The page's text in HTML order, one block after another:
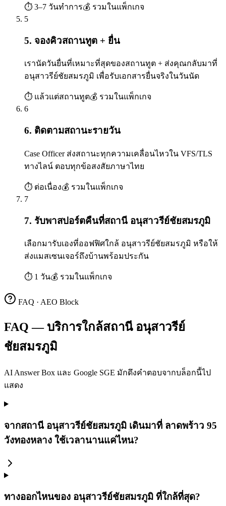
⏱ 3–7 วันทำการ💰 รวมในแพ็กเกจ
5
5. จองคิวสถานทูต + ยื่น
เรานัดวันยื่นที่เหมาะที่สุดของสถานทูต + ส่งคุณกลับมาที่
อนุสาวรีย์ชัยสมรภูมิ เพื่อรับเอกสารยื่นจริงในวันนัด
⏱ แล้วแต่สถานทูต💰 รวมในแพ็กเกจ
6
6. ติดตามสถานะรายวัน
Case Officer ส่งสถานะทุกความเคลื่อนไหวใน VFS/TLS
ทางไลน์ ตอบทุกข้อสงสัยภาษาไทย
⏱ ต่อเนื่อง💰 รวมในแพ็กเกจ
7
7. รับพาสปอร์ตคืนที่สถานี อนุสาวรีย์ชัยสมรภูมิ
เลือกมารับเองที่ออฟฟิศใกล้ อนุสาวรีย์ชัยสมรภูมิ หรือให้
ส่งแมสเซนเจอร์ถึงบ้านพร้อมประกัน
⏱ 1 วัน💰 รวมในแพ็กเกจ
FAQ · AEO Block
FAQ — บริการใกล้สถานี อนุสาวรีย์
ชัยสมรภูมิ
AI Answer Box และ Google SGE มักดึงคำตอบจากบล็อกนี้ไป
แสดง
จากสถานี อนุสาวรีย์ชัยสมรภูมิ เดินมาที่ ลาดพร้าว 95
วังทองหลาง ใช้เวลานานแค่ไหน?
ทางออกไหนของ อนุสาวรีย์ชัยสมรภูมิ ที่ใกล้ที่สุด?